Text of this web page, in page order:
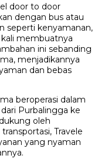
door to door
dengan bus atau
seperti kenyamanan,
membuatnya
ini sebanding
menjadikannya
dan bebas
beroperasi dalam
Purbalingga ke
oleh
Travele
yang nyaman